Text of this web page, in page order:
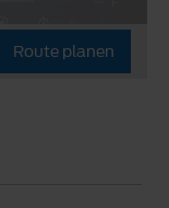
Route planen